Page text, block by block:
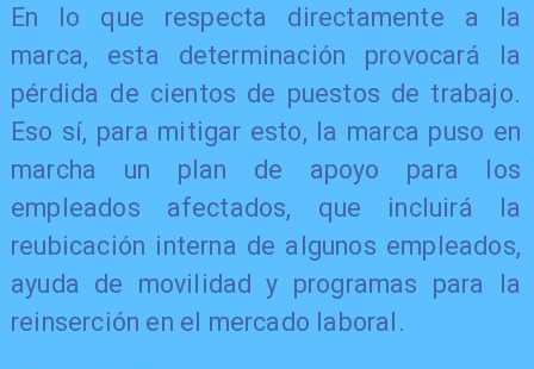
En lo que respecta directamente a la
marca, esta determinación provocará la
pérdida de cientos de puestos de trabajo.
Eso sí, para mitigar esto, la marca puso en
marcha un plan de apoyo para los
empleados afectados, que incluirá la
reubicación interna de algunos empleados,
ayuda de movilidad y programas para la
reinserción en el mercado laboral.